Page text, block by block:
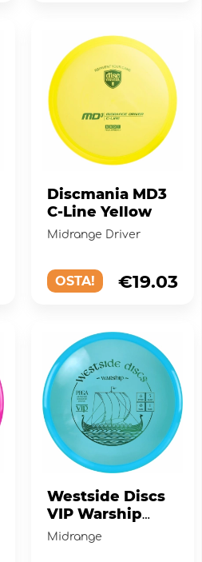
Discmania MD3
C-Line Yellow
Midrange Driver
OSTA! €19.03
Westside Discs
VIP Warship
Turquoise
Midrange